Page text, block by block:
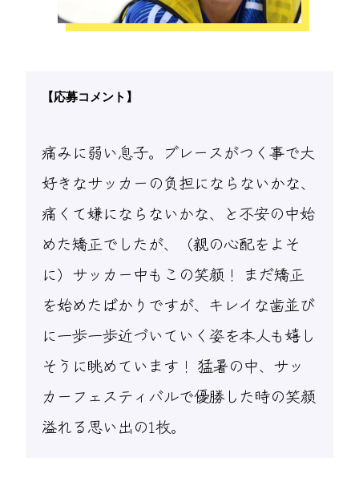
【応募コメント】
痛みに弱い息子。ブレースがつく事で大
好きなサッカーの負担にならないかな、
痛くて嫌にならないかな、と不安の中始
めた矯正でしたが、（親の心配をよそ
に）サッカー中もこの笑顔！ まだ矯正
を始めたばかりですが、キレイな歯並び
に一歩一歩近づいていく姿を本人も嬉し
そうに眺めています！ 猛暑の中、サッ
カーフェスティバルで優勝した時の笑顔
溢れる思い出の1枚。